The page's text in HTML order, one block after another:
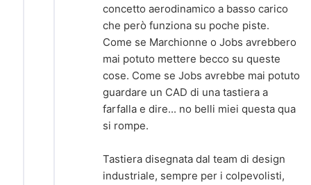
concetto aerodinamico a basso carico
che però funziona su poche piste.
Come se Marchionne o Jobs avrebbero
mai potuto mettere becco su queste
cose. Come se Jobs avrebbe mai potuto
guardare un CAD di una tastiera a
farfalla e dire... no belli miei questa qua
si rompe.
Tastiera disegnata dal team di design
industriale, sempre per i colpevolisti,